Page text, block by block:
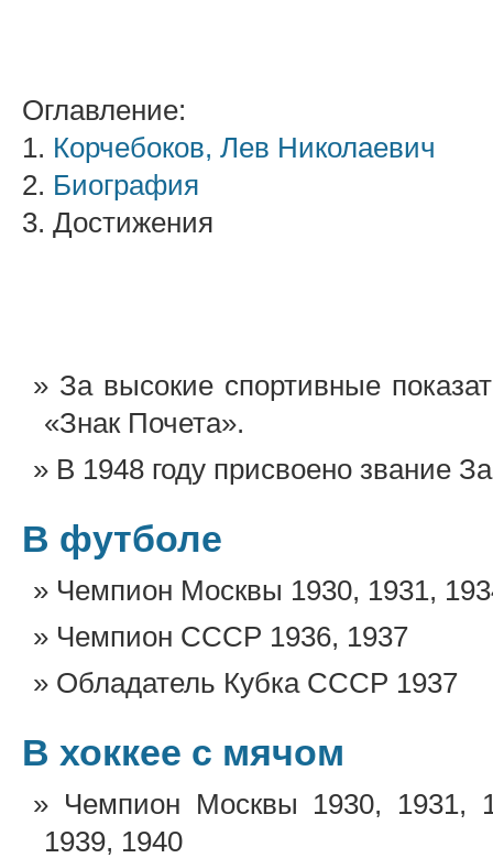
Оглавление:
1. Корчебоков, Лев Николаевич
2. Биография
3. Достижения
За высокие спортивные
«Знак Почета».
В 1948 году присвоено звание
В футболе
Чемпион Москвы 1930, 1931,
Чемпион СССР 1936, 1937
Обладатель Кубка СССР 1937
В хоккее с мячом
Чемпион Москвы 1930, 1931,
1939, 1940